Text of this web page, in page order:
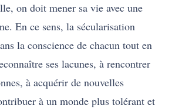
on doit mener sa vie avec une
En ce sens, la sécularisation
la conscience de chacun tout en
ses lacunes, à rencontrer
à acquérir de nouvelles
à un monde plus tolérant et